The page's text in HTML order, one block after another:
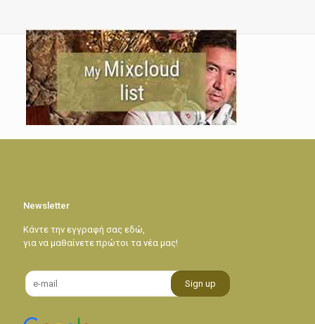
Newsletter
Κάντε την εγγραφή σας εδώ,
για να μαθαίνετε πρώτοι τα νέα μας!